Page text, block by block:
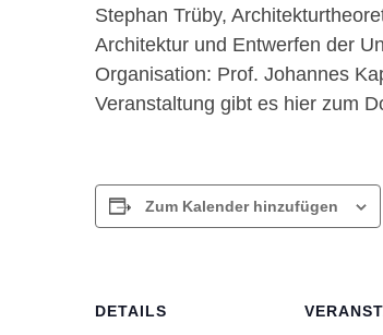
Stephan Trüby,
Architektur und Entwerfen der
Organisation: Prof. Johannes
Veranstaltung gibt es hier zum
Zum Kalender hinzufügen
DETAILS